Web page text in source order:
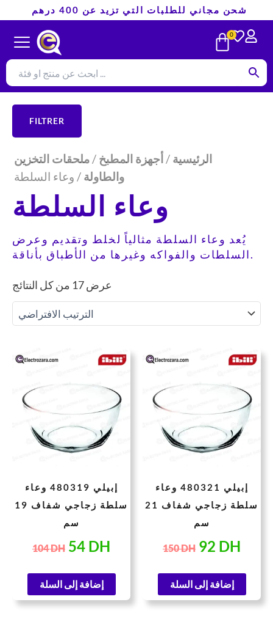
المحتوى
شحن مجاني للطلبات التي تزيد عن 400 درهم
0
CART
FILTRER
الرئيسية / أجهزة المطبخ / ملحقات التخزين
والطاولة / وعاء السلطة
وعاء السلطة
يُعد وعاء السلطة مثالياً لخلط وتقديم وعرض
السلطات والفواكه وغيرها من الأطباق بأناقة.
عرض ⁦17⁩ من كل النتائج
إبيلي 480319 وعاء
سلطة زجاجي شفاف 19
سم
104DH
السعر
104 DH.
54 DH
السعر
هو:
54 DH.
إضافة إلى السلة
إبيلي 480321 وعاء
سلطة زجاجي شفاف 21
سم
150DH
السعر
150 DH.
92 DH
هو:
إضافة إلى السلة